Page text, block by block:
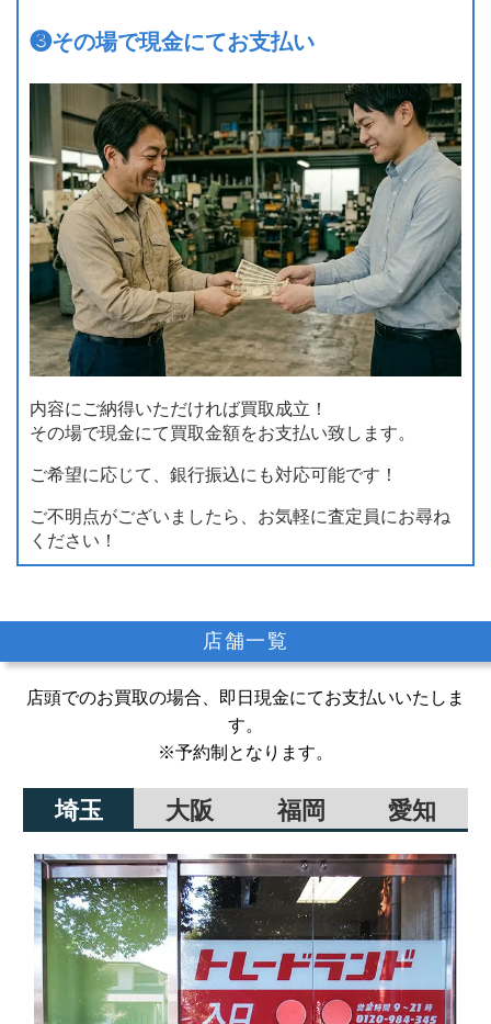
❸その場で現金にてお支払い
内容にご納得いただければ買取成立！
その場で現金にて買取金額をお支払い致します。
ご希望に応じて、銀行振込にも対応可能です！
ご不明点がございましたら、お気軽に査定員にお尋ね
ください！
店舗一覧
店頭でのお買取の場合、即日現金にてお支払いいたしま
す。
※予約制となります。
埼玉 大阪 福岡 愛知